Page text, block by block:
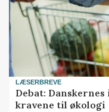
LÆSERBREVE
Debat:
kravene til økologi